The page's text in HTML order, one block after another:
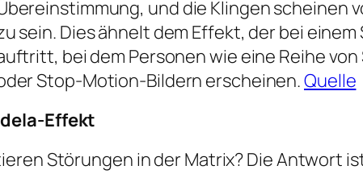
und die Klingen scheinen
sein. Dies ähnelt dem Effekt, der bei
bei dem Personen wie eine Reihe
Stop-Motion-Bildern erscheinen.Quelle
Effekt
Störungen in der Matrix? Die Antwort